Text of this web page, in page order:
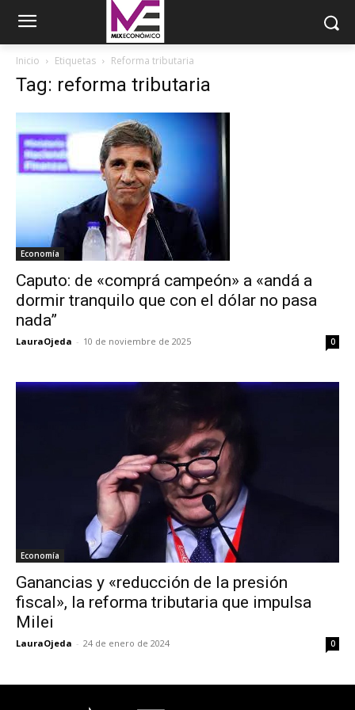
Inicio Etiquetas Reforma tributaria
Tag: reforma tributaria
Economía
Caputo: de «comprá campeón» a «andá a
dormir tranquilo que con el dólar no pasa
nada”
LauraOjeda - 10 de noviembre de 2025 0
Economía
Ganancias y «reducción de la presión
fiscal», la reforma tributaria que impulsa
Milei
LauraOjeda - 24 de enero de 2024 0